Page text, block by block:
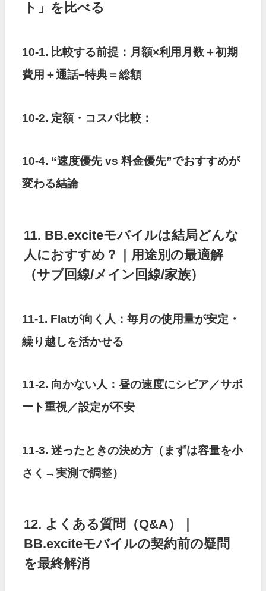
ト」を比べる
10-1. 比較する前提：月額×利用月数＋初期
費用＋通話−特典＝総額
10-2. 定額・コスパ比較：
10-4. “速度優先 vs 料金優先”でおすすめが
変わる結論
11. BB.exciteモバイルは結局どんな
人におすすめ？｜用途別の最適解
（サブ回線/メイン回線/家族）
11-1. Flatが向く人：毎月の使用量が安定・
繰り越しを活かせる
11-2. 向かない人：昼の速度にシビア／サポ
ート重視／設定が不安
11-3. 迷ったときの決め方（まずは容量を小
さく→実測で調整）
12. よくある質問（Q&A）｜
BB.exciteモバイルの契約前の疑問
を最終解消